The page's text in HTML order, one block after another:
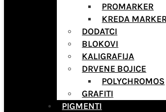
PROMARKER
KREDA
DODATCI
BLOKOVI
KALIGRAFIJA
DRVENE BOJICE
POLYCHROMOS
GRAFITI
PIGMENTI